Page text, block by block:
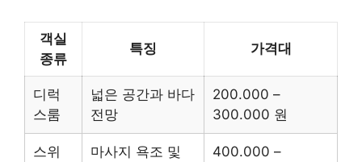
객실
종류
특징 가격대
디럭
스룸
넓은 공간과 바다
전망
200.000 –
300.000 원
스위
마사지 욕조 및
400.000 –